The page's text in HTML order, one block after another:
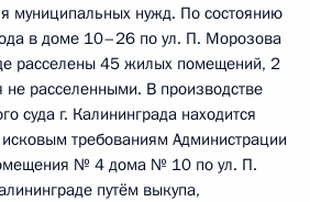
муниципальных нужд. По состоянию
в доме 10–26 по ул. П. Морозова
расселены 45 жилых помещений, 2
не расселенными. В производстве
суда г. Калининграда находится
требованиям Администрации
№ 4 дома № 10 по ул. П.
путём выкупа,